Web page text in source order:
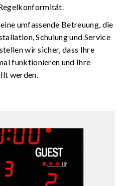
umfassende Betreuung, die
Schulung und Service
wir sicher, dass Ihre
funktionieren und Ihre
werden.